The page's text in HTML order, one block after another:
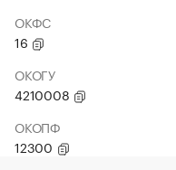
ОКФС
16
ОКОГУ
4210008
ОКОПФ
12300